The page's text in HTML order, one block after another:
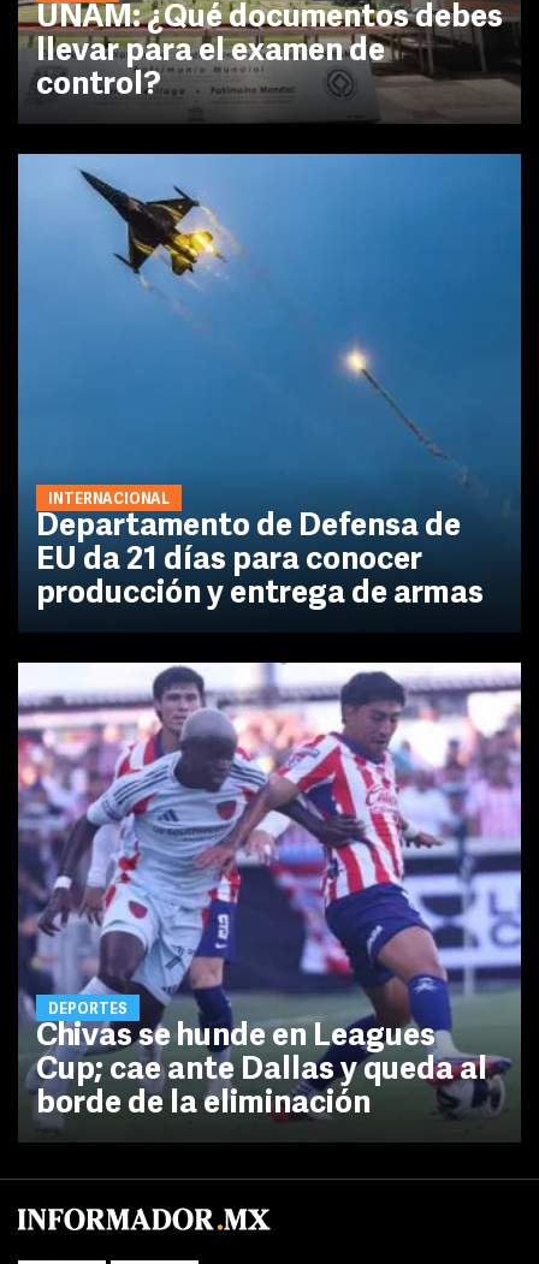
UNAM: ¿Qué documentos debes
llevar para el examen de
control?
INTERNACIONAL
Departamento de Defensa de
EU da 21 días para conocer
producción y entrega de armas
DEPORTES
Chivas se hunde en Leagues
Cup; cae ante Dallas y queda al
borde de la eliminación